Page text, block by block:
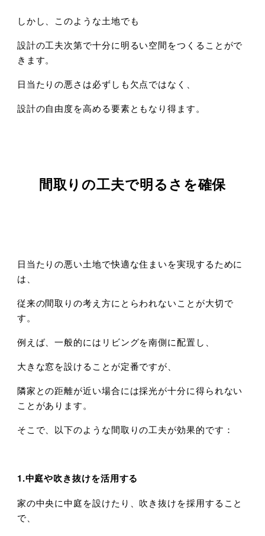
しかし、このような土地でも
設計の工夫次第で十分に明るい空間をつくることがで
きます。
日当たりの悪さは必ずしも欠点ではなく、
設計の自由度を高める要素ともなり得ます。
間取りの工夫で明るさを確保
日当たりの悪い土地で快適な住まいを実現するために
は、
従来の間取りの考え方にとらわれないことが大切で
す。
例えば、一般的にはリビングを南側に配置し、
大きな窓を設けることが定番ですが、
隣家との距離が近い場合には採光が十分に得られない
ことがあります。
そこで、以下のような間取りの工夫が効果的です：
1.中庭や吹き抜けを活用する
家の中央に中庭を設けたり、吹き抜けを採用すること
で、